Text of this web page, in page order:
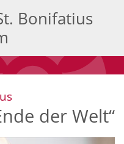
Bonifatius
:
der Welt“